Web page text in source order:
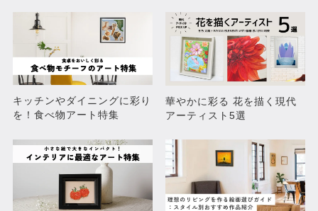
キッチンやダイニングに彩り
を！食べ物アート特集
華やかに彩る 花を描く現代
アーティスト5選